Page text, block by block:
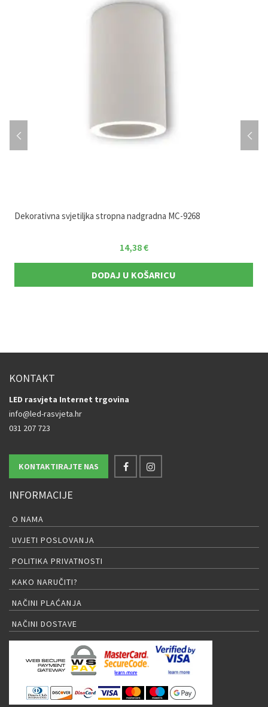
Dekorativna svjetiljka stropna nadgradna MC-9268
14,38€
DODAJ U KOŠARICU
KONTAKT
LED rasvjeta Internet trgovina
info@led-rasvjeta.hr
031 207 723
KONTAKTIRAJTE NAS
INFORMACIJE
O NAMA
UVJETI POSLOVANJA
POLITIKA PRIVATNOSTI
KAKO NARUČITI?
NAČINI PLAĆANJA
NAČINI DOSTAVE